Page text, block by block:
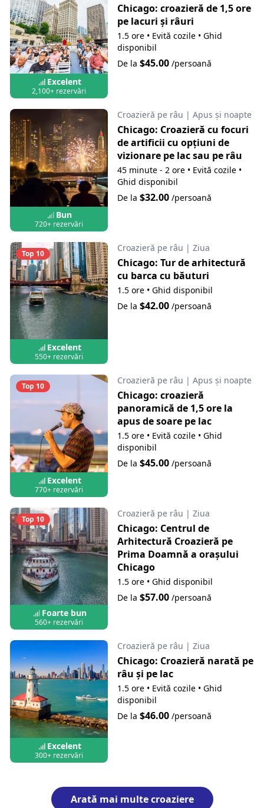
Excelent
2,100+ rezervări
Chicago: croazieră de 1,5 ore
pe lacuri și râuri
1.5 ore • Evită cozile • Ghid
disponibil
De la $45.00/persoană
Bun
720+ rezervări
Croazieră pe râu | Apus și noapte
Chicago: Croazieră cu focuri
de artificii cu opțiuni de
vizionare pe lac sau pe râu
45 minute - 2 ore • Evită cozile •
Ghid disponibil
De la $32.00/persoană
Top 10
Excelent
550+ rezervări
Croazieră pe râu | Ziua
Chicago: Tur de arhitectură
cu barca cu băuturi
1.5 ore • Ghid disponibil
De la $42.00/persoană
Top 10
Excelent
770+ rezervări
Croazieră pe râu | Apus și noapte
Chicago: croazieră
panoramică de 1,5 ore la
apus de soare pe lac
1.5 ore • Evită cozile • Ghid
disponibil
De la $45.00/persoană
Top 10
Foarte bun
560+ rezervări
Croazieră pe râu | Ziua
Chicago: Centrul de
Arhitectură Croazieră pe
Prima Doamnă a orașului
Chicago
1.5 ore • Ghid disponibil
De la $57.00/persoană
Excelent
300+ rezervări
Croazieră pe râu | Ziua
Chicago: Croazieră narată pe
râu și pe lac
1.5 ore • Evită cozile • Ghid
disponibil
De la $46.00/persoană
Arată mai multe croaziere